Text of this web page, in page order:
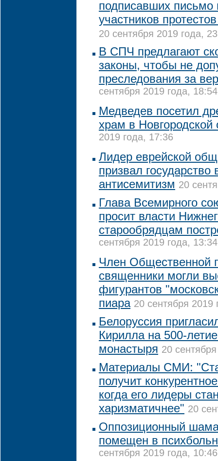
подписавших письмо
участников
20 сентября 2019 года,
В СПЧ предлагают
законы, чтобы не
преследования за
сентября 2019 года, 18:54
Медведев посетил
храм в Новгородской
2019 года, 17:36
Лидер еврейской
призвал государство
антисемитизм 20
Глава Всемирного
просит власти
старообрядцам
сентября 2019 года, 13:34
Член Общественной
священники могли
фигурантов
пиара 20 сентября 2019
Белоруссия
Кирилла на 500-
монастыря 20
Материалы СМИ:
получит
когда его лидеры
харизматичнее" 20
Оппозиционный
помещен в
сентября 2019 года, 10:46